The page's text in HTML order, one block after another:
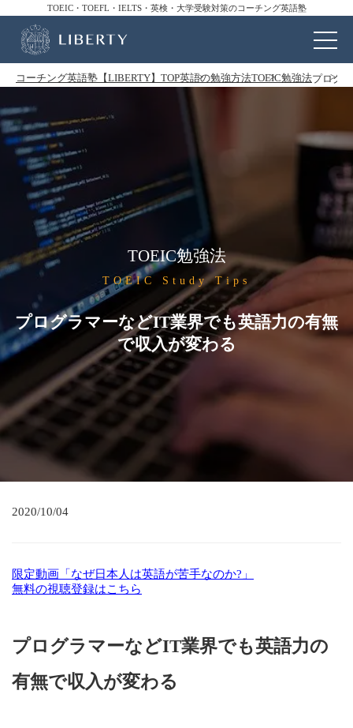
TOEIC・TOEFL・IELTS・英検・大学受験対策のコーチング英語塾
コーチング英語塾【LIBERTY】TOP英語の勉強方法TOEIC勉強法プログ
TOEIC勉強法
TOEIC Study Tips
プログラマーなどIT業界でも英語力の有無
で収入が変わる
2020/10/04
限定動画「なぜ日本人は英語が苦手なのか?」
無料の視聴登録はこちら
プログラマーなどIT業界でも英語力の
有無で収入が変わる